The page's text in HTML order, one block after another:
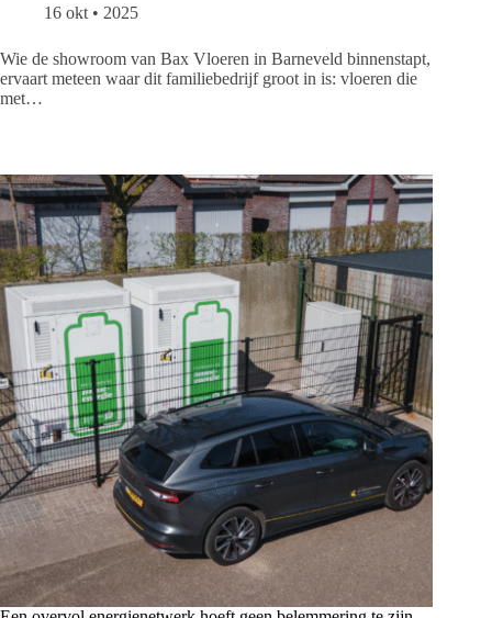
16 okt • 2025
Wie de showroom van Bax Vloeren in Barneveld binnenstapt,
ervaart meteen waar dit familiebedrijf groot in is: vloeren die
met…